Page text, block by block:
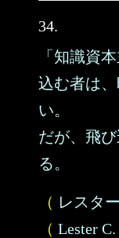
34.
「知識資
込む者は
い。
だが、飛
る。
（ レスタ
（ Lester